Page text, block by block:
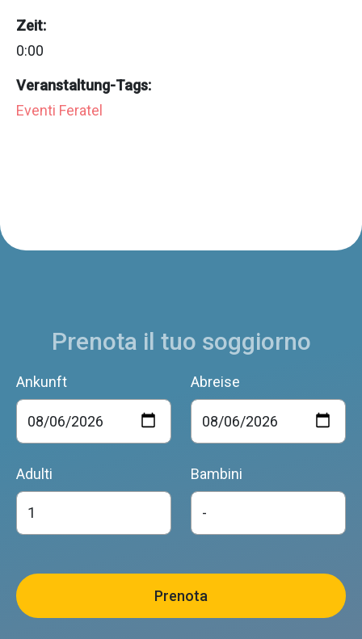
Zeit:
0:00
Veranstaltung-Tags:
Eventi Feratel
Prenota il tuo soggiorno
Ankunft Abreise
Adulti Bambini